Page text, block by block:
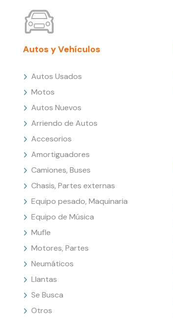
Autos y Vehículos
Autos Usados
Motos
Autos Nuevos
Arriendo de Autos
Accesorios
Amortiguadores
Camiones, Buses
Chasis, Partes externas
Equipo pesado, Maquinaria
Equipo de Música
Mufle
Motores, Partes
Neumáticos
Llantas
Se Busca
Otros